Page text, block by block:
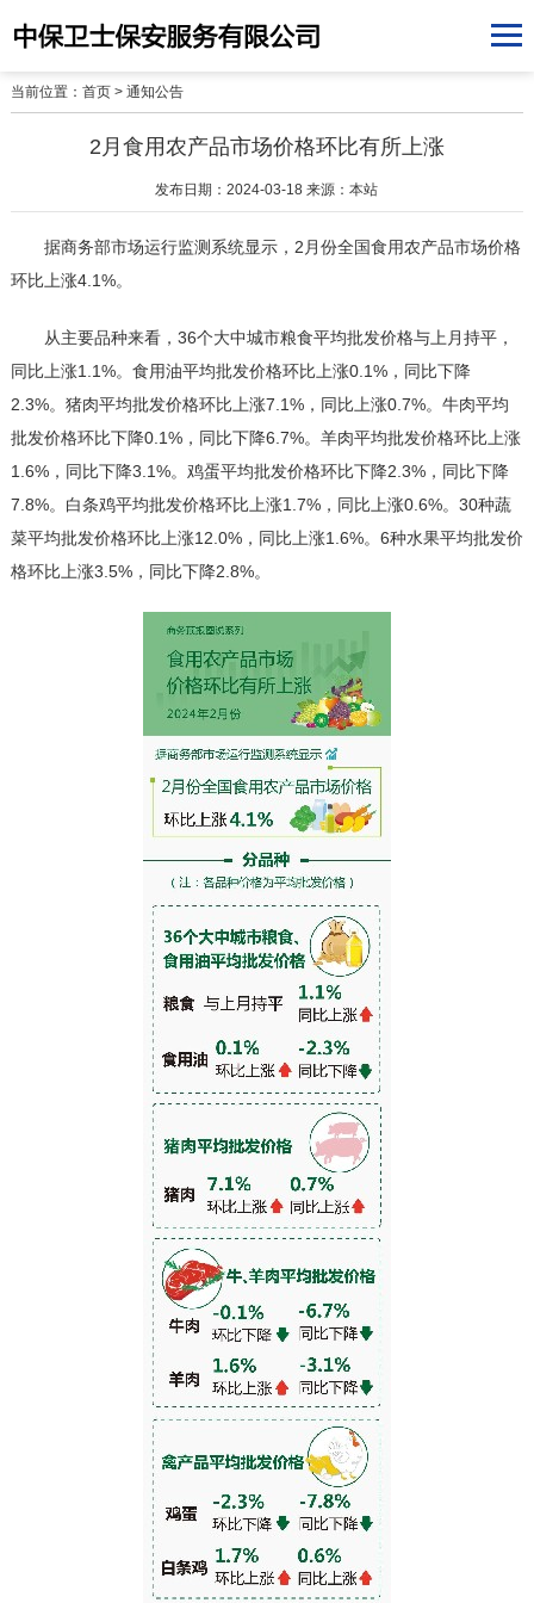
当前位置： 首页> 通知公告
2月食用农产品市场价格环比有所上涨
发布日期：2024-03-18 来源：本站
据商务部市场运行监测系统显示，2月份全国食用农产品市场价格
环比上涨4.1%。
从主要品种来看，36个大中城市粮食平均批发价格与上月持平，
同比上涨1.1%。食用油平均批发价格环比上涨0.1%，同比下降
2.3%。猪肉平均批发价格环比上涨7.1%，同比上涨0.7%。牛肉平均
批发价格环比下降0.1%，同比下降6.7%。羊肉平均批发价格环比上涨
1.6%，同比下降3.1%。鸡蛋平均批发价格环比下降2.3%，同比下降
7.8%。白条鸡平均批发价格环比上涨1.7%，同比上涨0.6%。30种蔬
菜平均批发价格环比上涨12.0%，同比上涨1.6%。6种水果平均批发价
格环比上涨3.5%，同比下降2.8%。